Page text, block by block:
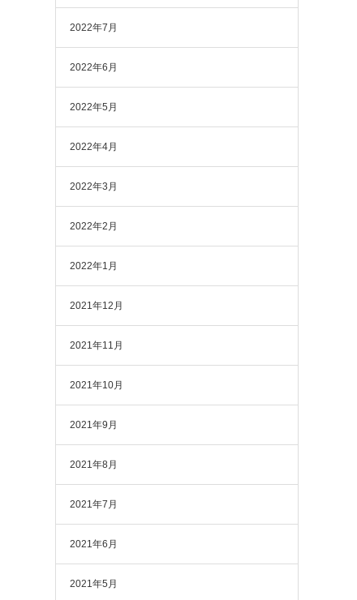
2022年7月
2022年6月
2022年5月
2022年4月
2022年3月
2022年2月
2022年1月
2021年12月
2021年11月
2021年10月
2021年9月
2021年8月
2021年7月
2021年6月
2021年5月